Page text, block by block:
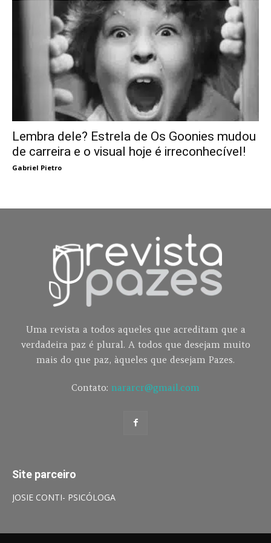
Lembra dele? Estrela de Os Goonies mudou
de carreira e o visual hoje é irreconhecível!
Gabriel Pietro
Uma revista a todos aqueles que acreditam que a
verdadeira paz é plural. A todos que desejam muito
mais do que paz, àqueles que desejam Pazes.
Contato: nararcr@gmail.com
Site parceiro
JOSIE CONTI- PSICÓLOGA